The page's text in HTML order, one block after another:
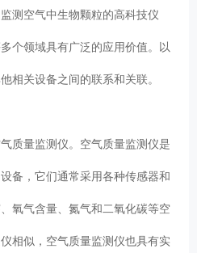
测空气中生物颗粒的高科技仪
个领域具有广泛的应用价值。以
相关设备之间的联系和关联。
质量监测仪。空气质量监测仪是
备，它们通常采用各种传感器和
氧气含量、氮气和二氧化碳等空
相似，空气质量监测仪也具有实